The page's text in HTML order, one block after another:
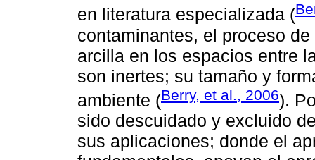
en literatura especializada (
contaminantes, el proceso
arcilla en los espacios entre
son inertes; su tamaño y
ambiente (Berry, et al., 2006).
sido descuidado y excluido
sus aplicaciones; donde el